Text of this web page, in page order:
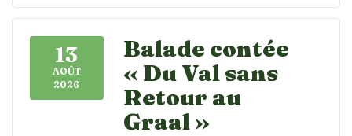
13
AOÛT
2026
Balade contée
« Du Val sans
Retour au
Graal »